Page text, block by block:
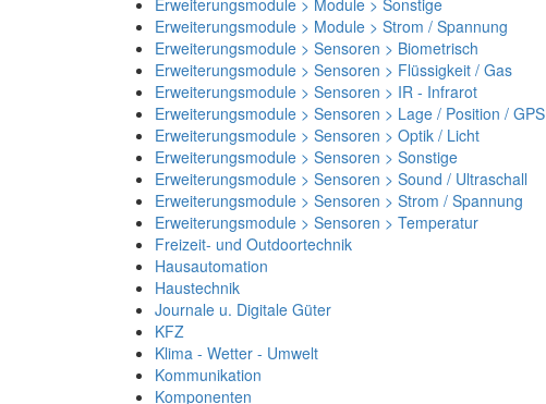
Erweiterungsmodule > Module > Sonstige
Erweiterungsmodule > Module > Strom / Spannung
Erweiterungsmodule > Sensoren > Biometrisch
Erweiterungsmodule > Sensoren > Flüssigkeit / Gas
Erweiterungsmodule > Sensoren > IR - Infrarot
Erweiterungsmodule > Sensoren > Lage / Position / GPS
Erweiterungsmodule > Sensoren > Optik / Licht
Erweiterungsmodule > Sensoren > Sonstige
Erweiterungsmodule > Sensoren > Sound / Ultraschall
Erweiterungsmodule > Sensoren > Strom / Spannung
Erweiterungsmodule > Sensoren > Temperatur
Freizeit- und Outdoortechnik
Hausautomation
Haustechnik
Journale u. Digitale Güter
KFZ
Klima - Wetter - Umwelt
Kommunikation
Komponenten